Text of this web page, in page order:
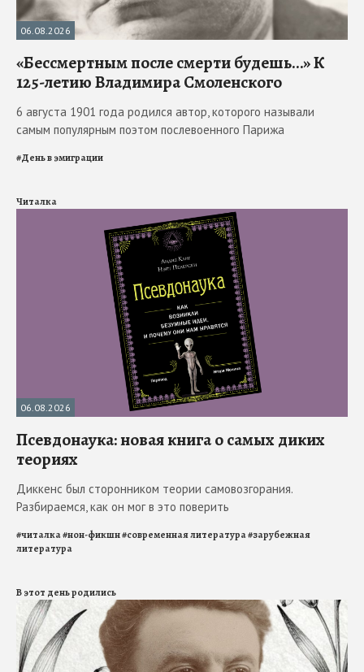
06.08.2026
«Бессмертным после смерти будешь…» К
125-летию Владимира Смоленского
6 августа 1901 года родился автор, которого называли
самым популярным поэтом послевоенного Парижа
#День в эмиграции
Читалка
06.08.2026
Псевдонаука: новая книга о самых диких
теориях
Диккенс был сторонником теории самовозгорания.
Разбираемся, как он мог в это поверить
#читалка#нон-фикшн#современная литература#зарубежная
литература
В этот день родились